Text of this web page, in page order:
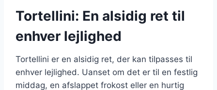
Tortellini: En alsidig ret til
enhver lejlighed
Tortellini er en alsidig ret, der kan tilpasses til
enhver lejlighed. Uanset om det er til en festlig
middag, en afslappet frokost eller en hurtig